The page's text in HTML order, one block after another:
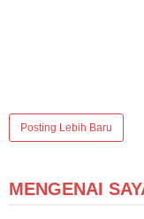
Posting Lebih Baru
MENGENAI